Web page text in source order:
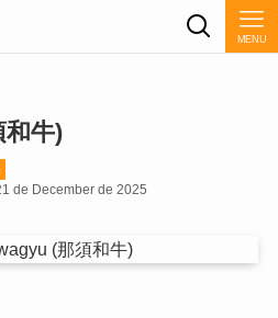
MENU
牛)
de December de 2025